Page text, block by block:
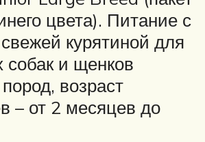
цвета). Питание с
курятиной для
и щенков
возраст
– от 2 месяцев до